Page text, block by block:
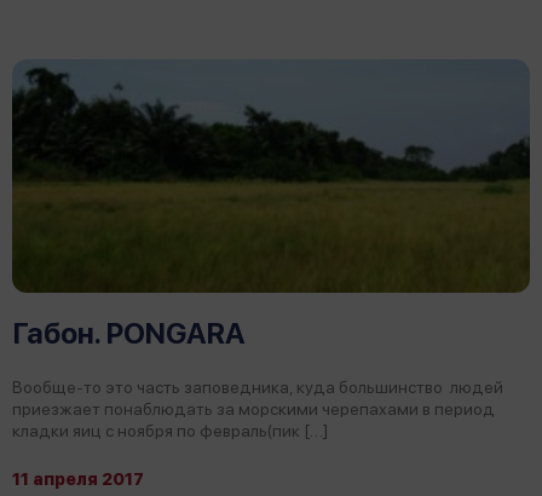
Габон. PONGARA
Вообще-то это часть заповедника, куда большинство людей
приезжает понаблюдать за морскими черепахами в период
кладки яиц с ноября по февраль(пик […]
11 апреля 2017